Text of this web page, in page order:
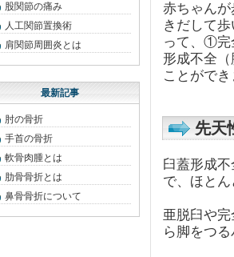
赤ちゃん
きだして
って、①完
形成不全
ことがで
先天
臼蓋形成
で、ほと
亜脱臼や
ら脚をつ
股関節の痛み
人工関節置換術
肩関節周囲炎とは
最新記事
肘の骨折
手首の骨折
軟骨肉腫とは
肋骨骨折とは
鼻骨骨折について